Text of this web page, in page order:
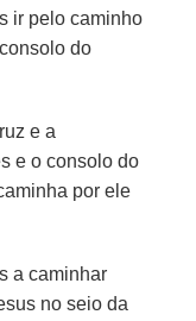
ir pelo caminho
do
e a
e o consolo do
por ele
a caminhar
no seio da